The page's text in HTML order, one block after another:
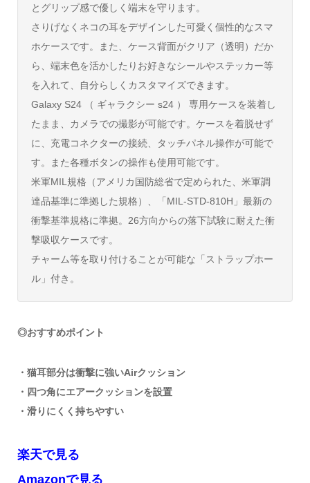
とグリップ感で優しく端末を守ります。
さりげなくネコの耳をデザインした可愛く個性的なスマ
ホケースです。また、ケース背面がクリア（透明）だか
ら、端末色を活かしたりお好きなシールやステッカー等
を入れて、自分らしくカスタマイズできます。
Galaxy S24 （ ギャラクシー s24 ） 専用ケースを装着し
たまま、カメラでの撮影が可能です。ケースを着脱せず
に、充電コネクターの接続、タッチパネル操作が可能で
す。また各種ボタンの操作も使用可能です。
米軍MIL規格（アメリカ国防総省で定められた、米軍調
達品基準に準拠した規格）、「MIL-STD-810H」最新の
衝撃基準規格に準拠。26方向からの落下試験に耐えた衝
撃吸収ケースです。
チャーム等を取り付けることが可能な「ストラップホー
ル」付き。
◎おすすめポイント
・猫耳部分は衝撃に強いAirクッション
・四つ角にエアークッションを設置
・滑りにくく持ちやすい
楽天で見る
Amazonで見る